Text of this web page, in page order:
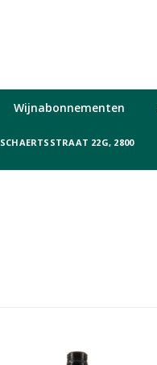
Wijnabonnementen
22G, 2800